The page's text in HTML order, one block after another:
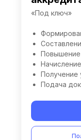
«Под ключ»
Повышение
Получение
Подача